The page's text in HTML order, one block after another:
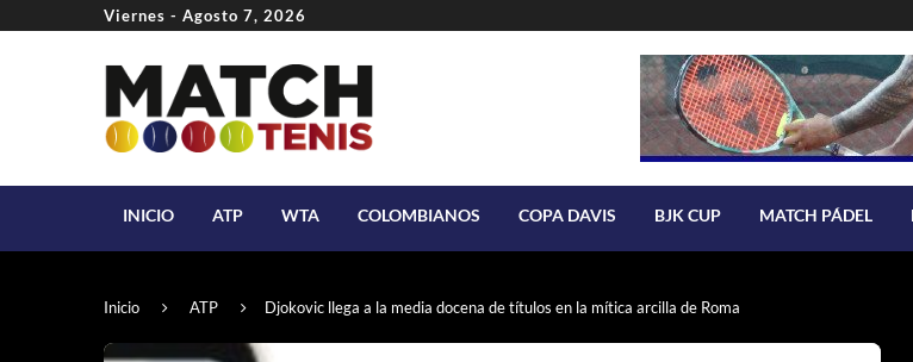
Viernes - Agosto 7, 2026
INICIO ATP WTA COLOMBIANOS COPA DAVIS BJK CUP MATCH PÁDEL
Inicio ATP Djokovic llega a la media docena de títulos en la mítica arcilla de Roma